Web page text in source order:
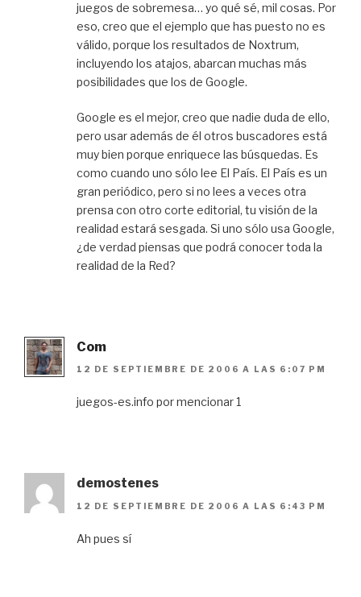
juegos de sobremesa… yo qué sé, mil cosas. Por
eso, creo que el ejemplo que has puesto no es
válido, porque los resultados de Noxtrum,
incluyendo los atajos, abarcan muchas más
posibilidades que los de Google.
Google es el mejor, creo que nadie duda de ello,
pero usar además de él otros buscadores está
muy bien porque enriquece las búsquedas. Es
como cuando uno sólo lee El País. El País es un
gran periódico, pero si no lees a veces otra
prensa con otro corte editorial, tu visión de la
realidad estará sesgada. Si uno sólo usa Google,
¿de verdad piensas que podrá conocer toda la
realidad de la Red?
Com
12 DE SEPTIEMBRE DE 2006 A LAS 6:07 PM
juegos-es.info por mencionar 1
demostenes
12 DE SEPTIEMBRE DE 2006 A LAS 6:43 PM
Ah pues sí